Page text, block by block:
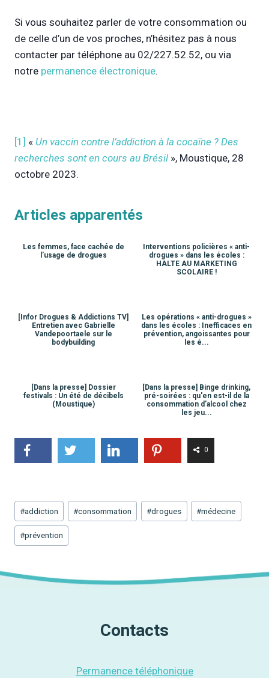
Si vous souhaitez parler de votre consommation ou
de celle d’un de vos proches, n’hésitez pas à nous
contacter par téléphone au 02/227.52.52, ou via
notre permanence électronique.
[1] « Un vaccin contre l’addiction à la cocaïne ? Des
recherches sont en cours au Brésil », Moustique, 28
octobre 2023.
Articles apparentés
Les femmes, face cachée de
l’usage de drogues
Interventions policières « anti-
drogues » dans les écoles :
HALTE AU MARKETING
SCOLAIRE !
[Infor Drogues & Addictions TV]
Entretien avec Gabrielle
Vandepoortaele sur le
bodybuilding
Les opérations « anti-drogues »
dans les écoles : Inefficaces en
prévention, angoissantes pour
les é...
[Dans la presse] Dossier
festivals : Un été de décibels
(Moustique)
[Dans la presse] Binge drinking,
pré-soirées : qu'en est-il de la
consommation d'alcool chez
les jeu...
0
Étiquettes
de
la
#addiction #consommation #drogues #médecine
#prévention
Contacts
Permanence téléphonique